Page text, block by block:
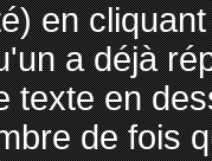
en
a déjà
texte en
de fois